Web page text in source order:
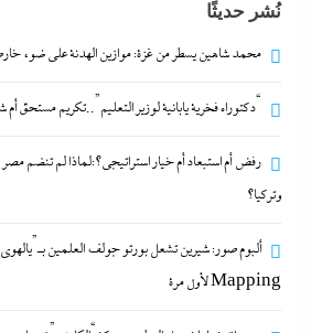
وحشتونى” وتقنية 3D Mapping لأول مرة
8 أغسطس، 2026
محمد شاهين يسطر من غزة: موازين
خارطة ميلادينوف
8 أغسطس، 2026
“دكتوراه فخرية يابانية لوزير
شهادة تجميل لفشل عبداللطيف؟
نُشر حديثًا
محمد شاهين يسطر من غزة: موازين الهدنة على ضوء
“دكتوراه فخرية يابانية لوزير التعليم”..تكريم مستحق
رفض أم استبعاد أم خيار استراتيجي؟:لماذا لم تنضم
وتركيا؟
Mapping لأول مرة